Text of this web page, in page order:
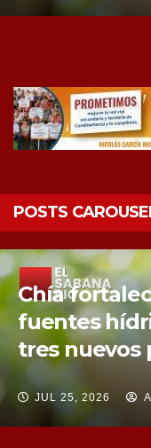
POSTS
Chía
fuentes
tres nuevos
JUL 25, 2026